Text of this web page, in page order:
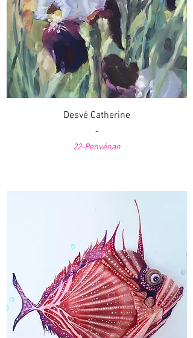
Desvé Catherine
-
22-Penvénan